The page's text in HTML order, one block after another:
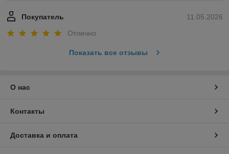
11.05.2026
Покупатель
Отлично
Показать все отзывы
О нас
Контакты
Доставка и оплата